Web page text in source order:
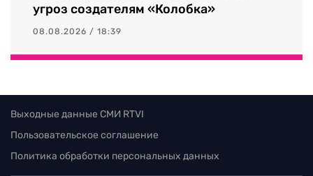
угроз создателям «Колобка»
08.08.2026 / 18:39
Выходные данные СМИ RTVI
Пользовательское соглашение
Политика обработки персональных данных